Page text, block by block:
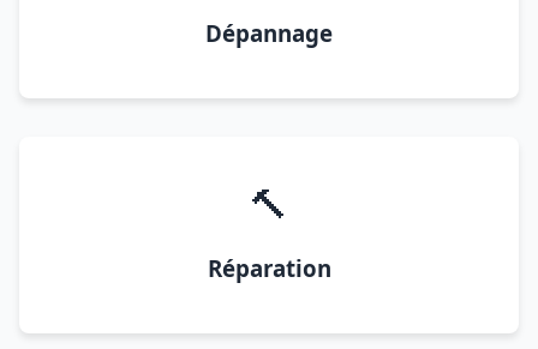
Dépannage
🔨
Réparation